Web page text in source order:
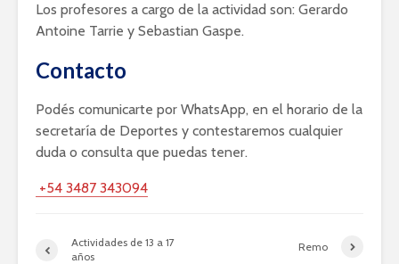
Los profesores a cargo de la actividad son: Gerardo
Antoine Tarrie y Sebastian Gaspe.
Contacto
Podés comunicarte por WhatsApp, en el horario de la
secretaría de Deportes y contestaremos cualquier
duda o consulta que puedas tener.
+54 3487 343094
Actividades de 13 a 17
años
Remo